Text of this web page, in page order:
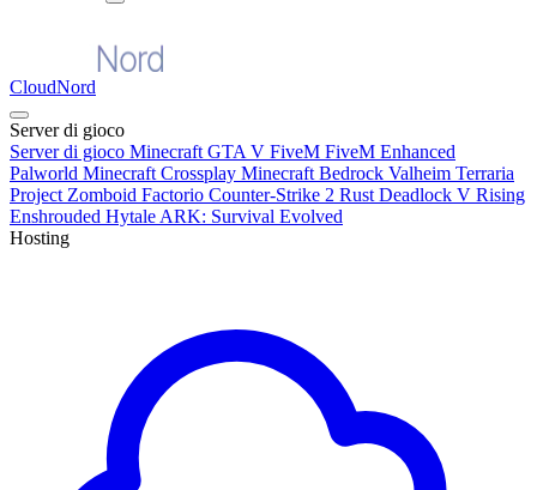
CloudNord
Server di gioco
Server di gioco Minecraft GTA V FiveM FiveM Enhanced
Palworld Minecraft Crossplay Minecraft Bedrock Valheim Terraria
Project Zomboid Factorio Counter-Strike 2 Rust Deadlock V Rising
Enshrouded Hytale ARK: Survival Evolved
Hosting